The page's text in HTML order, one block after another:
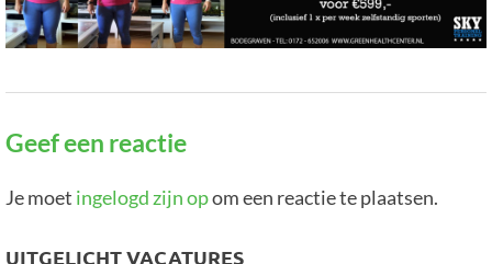
Geef een reactie
Je moet ingelogd zijn opom een reactie te plaatsen.
UITGELICHT VACATURES